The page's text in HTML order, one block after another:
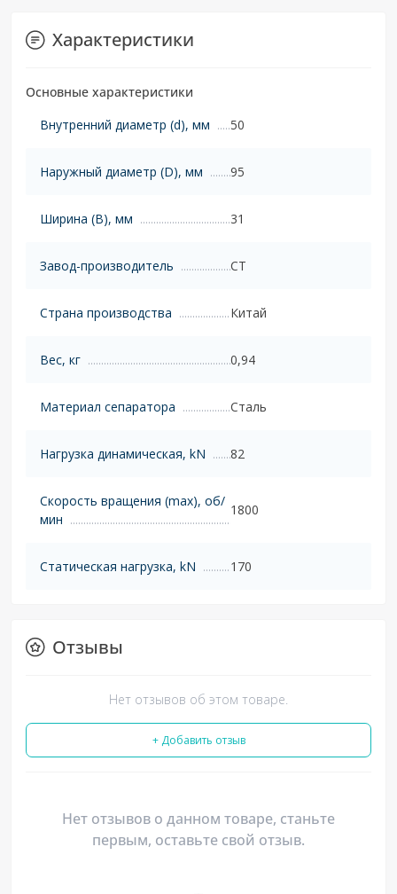
Характеристики
Основные характеристики
Внутренний диаметр (d), мм
50
Наружный диаметр (D), мм 95
Ширина (B), мм 31
Завод-производитель CT
Страна производства Китай
Вес, кг 0,94
Материал сепаратора Сталь
Нагрузка динамическая, kN 82
Скорость вращения (max), об/
мин
1800
Статическая нагрузка, kN 170
Отзывы
Нет отзывов об этом товаре.
+ Добавить отзыв
Нет отзывов о данном товаре, станьте
первым, оставьте свой отзыв.